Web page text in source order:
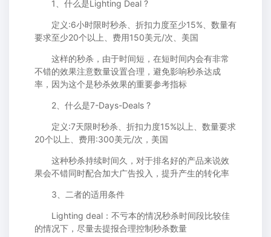
1、什么是Lighting Deal ?
定义:6小时限时秒杀、折扣力度至少15%、数量有
要求至少20个以上、费用150美元/次、美国
这样的秒杀，由于时间短，在短时间内会有非常
不错的效果注意数量设置合理，避免影响秒杀达成
率，因为这个是秒杀效果的重要参考指标
2、什么是7-Days-Deals ?
定义:7天限时秒杀、折扣力度15%以上、数量要求
20个以上、费用:300美元/次，美国
这种秒杀持续时间久，对于排名好的产品来说效
果会不错同时配合加大广告投入，提升产生的转化率
3、二者的适用条件
Lighting deal：不亏本的情况秒杀时间段比较佳
的情况下，尽量去提报合理控制秒杀数量